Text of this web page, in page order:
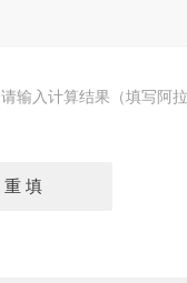
请输入计算结果（填写阿